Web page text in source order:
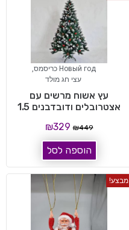
Новый год כריסמס
,
עצי חג מולד
עץ אשוח מרשים עם
אצטרובלים ודובדבנים 1.5
₪449
₪329
הוספה לסל
מבצע!